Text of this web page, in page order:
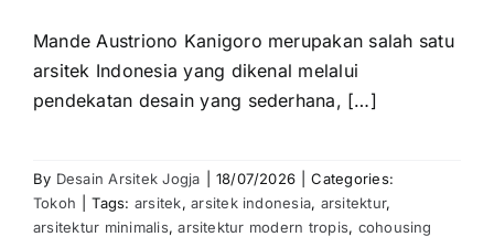
Mande Austriono Kanigoro merupakan salah satu
arsitek Indonesia yang dikenal melalui
pendekatan desain yang sederhana, […]
By Desain Arsitek Jogja 18/07/2026
Categories:
Tokoh
Tags: arsitek,arsitek indonesia, arsitektur,
arsitektur minimalis,arsitektur modern tropis, cohousing